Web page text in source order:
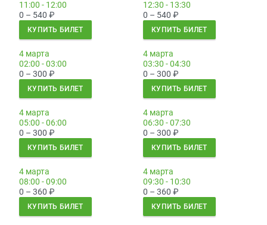
11:00 - 12:00
0 – 540 ₽
КУПИТЬ БИЛЕТ
12:30 - 13:30
0 – 540 ₽
КУПИТЬ БИЛЕТ
4 марта
02:00 - 03:00
0 – 300 ₽
КУПИТЬ БИЛЕТ
4 марта
03:30 - 04:30
0 – 300 ₽
КУПИТЬ БИЛЕТ
4 марта
05:00 - 06:00
0 – 300 ₽
КУПИТЬ БИЛЕТ
4 марта
06:30 - 07:30
0 – 300 ₽
КУПИТЬ БИЛЕТ
4 марта
08:00 - 09:00
0 – 360 ₽
КУПИТЬ БИЛЕТ
4 марта
09:30 - 10:30
0 – 360 ₽
КУПИТЬ БИЛЕТ